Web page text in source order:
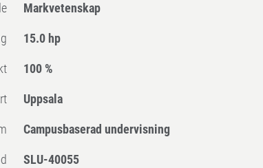
Markvetenskap
15.0 hp
100 %
Uppsala
Campusbaserad undervisning
SLU-40055